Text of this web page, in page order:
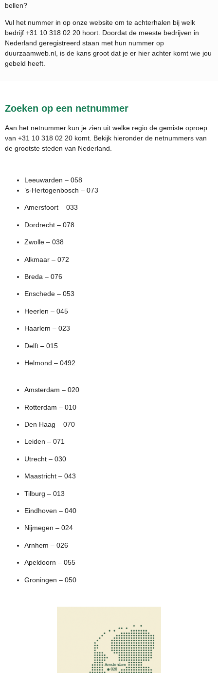
bellen?
Vul het nummer in op onze website om te achterhalen bij welk
bedrijf +31 10 318 02 20 hoort. Doordat de meeste bedrijven in
Nederland geregistreerd staan met hun nummer op
duurzaamweb.nl, is de kans groot dat je er hier achter komt wie jou
gebeld heeft.
Zoeken op een netnummer
Aan het netnummer kun je zien uit welke regio de gemiste oproep
van +31 10 318 02 20 komt. Bekijk hieronder de netnummers van
de grootste steden van Nederland.
Leeuwarden – 058
’s-Hertogenbosch – 073
Amersfoort – 033
Dordrecht – 078
Zwolle – 038
Alkmaar – 072
Breda – 076
Enschede – 053
Heerlen – 045
Haarlem – 023
Delft – 015
Helmond – 0492
Amsterdam – 020
Rotterdam – 010
Den Haag – 070
Leiden – 071
Utrecht – 030
Maastricht – 043
Tilburg – 013
Eindhoven – 040
Nijmegen – 024
Arnhem – 026
Apeldoorn – 055
Groningen – 050